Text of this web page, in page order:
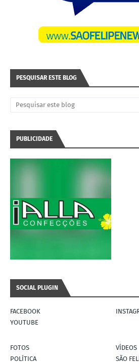
PESQUISAR ESTE BLOG
PUBLICIDADE
SOCIAL PLUGIN
FACEBOOK
YOUTUBE
FOTOS
VÍDEOS
POLÍTICA
SÃO